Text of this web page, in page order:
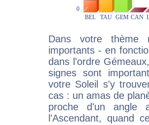
Dans votre thème
importants - en
dans l'ordre
signes sont
votre Soleil s'y
cas : un amas de
proche d'un
l'Ascendant, quand